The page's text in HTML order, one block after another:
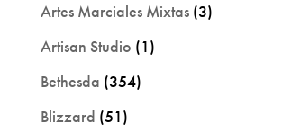
Artes Marciales Mixtas(3)
Artisan Studio (1)
Bethesda (354)
Blizzard (51)